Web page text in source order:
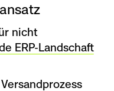
nicht
ERP-Landschaft